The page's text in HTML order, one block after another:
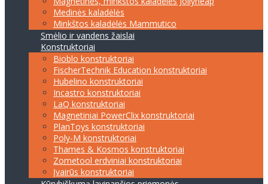
Medinės kaladėlės
Minkštos kaladėlės Mammutico
Smėlio ir vandens žaislai
Konstruktoriai
Bioblo konstruktoriai
FischerTechnik Education konstruktoriai
Hubelino konstruktoriai
Incastro konstruktoriai
LaQ konstruktoriai
Magnetiniai PowerClix konstruktoriai
PlanToys konstruktoriai
Poly-M konstruktoriai
Thames & Kosmos konstruktoriai
Zometool erdviniai konstruktoriai
Įvairūs konstruktoriai